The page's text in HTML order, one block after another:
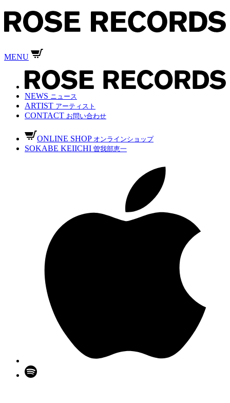
MENU
NEWS ニュース
ARTIST アーティスト
CONTACT お問い合わせ
ONLINE SHOP オンラインショップ
SOKABE KEIICHI 曽我部恵一